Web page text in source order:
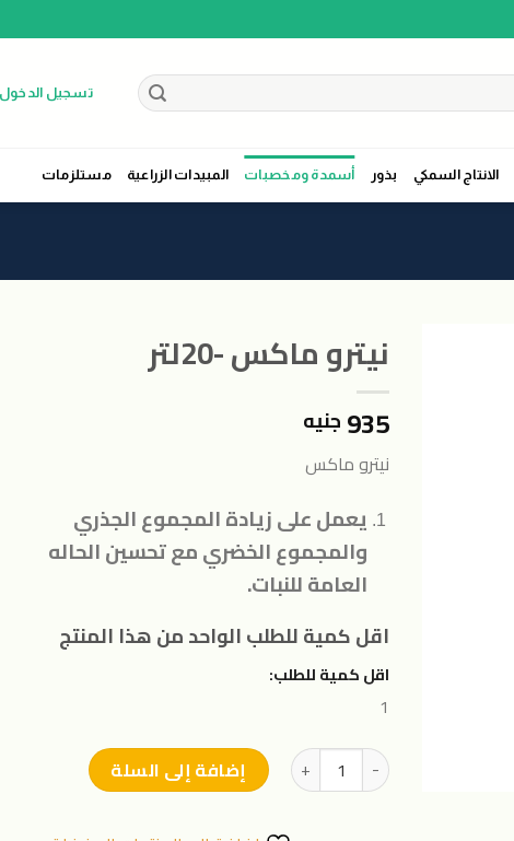
تسجيل
الانتاج السمكي بذور أسمدة ومخصبات المبيدات الزراعية مستلزمات
نيترو ماكس -20لتر
935 جنيه
نيترو ماكس
يعمل على زيادة المجموع الجذري
والمجموع الخضري مع تحسين الحاله
العامة للنبات.
اقل كمية للطلب الواحد من هذا المنتج
اقل كمية للطلب:
1
كمية نيترو ماكس -20لترإضافة إلى السلة